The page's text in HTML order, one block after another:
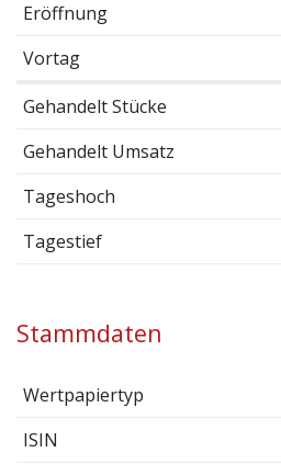
Eröffnung
Vortag
Gehandelt Stücke
Gehandelt Umsatz
Tageshoch
Tagestief
Stammdaten
Wertpapiertyp
ISIN